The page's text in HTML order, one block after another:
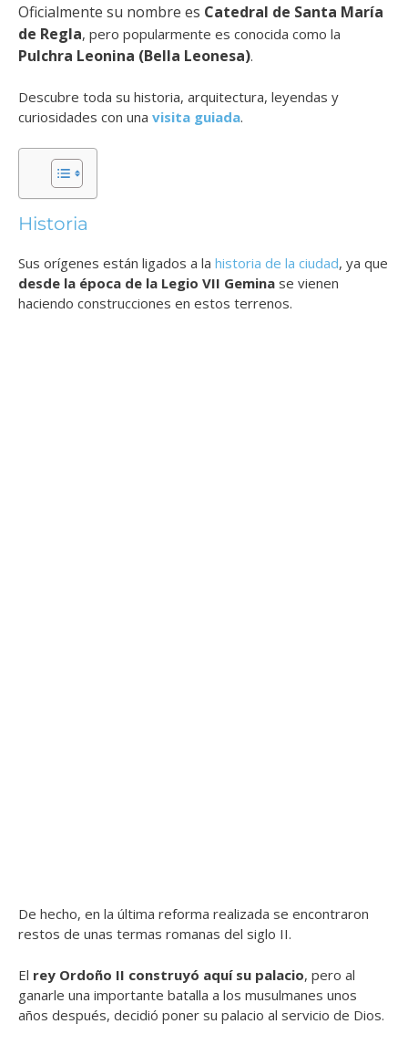
Oficialmente su nombre es Catedral de Santa María
de Regla, pero popularmente es conocida como la
Pulchra Leonina (Bella Leonesa).
Descubre toda su historia, arquitectura, leyendas y
curiosidades con una visita guiada.
Historia
Sus orígenes están ligados a la historia de la ciudad, ya que
desde la época de la Legio VII Gemina se vienen
haciendo construcciones en estos terrenos.
De hecho, en la última reforma realizada se encontraron
restos de unas termas romanas del siglo II.
El rey Ordoño II construyó aquí su palacio, pero al
ganarle una importante batalla a los musulmanes unos
años después, decidió poner su palacio al servicio de Dios.